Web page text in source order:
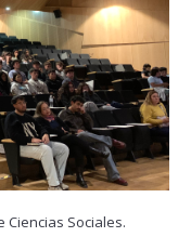
Ciencias Sociales.